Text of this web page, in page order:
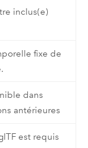
inclus(e)
fixe de
dans
antérieures
est requis